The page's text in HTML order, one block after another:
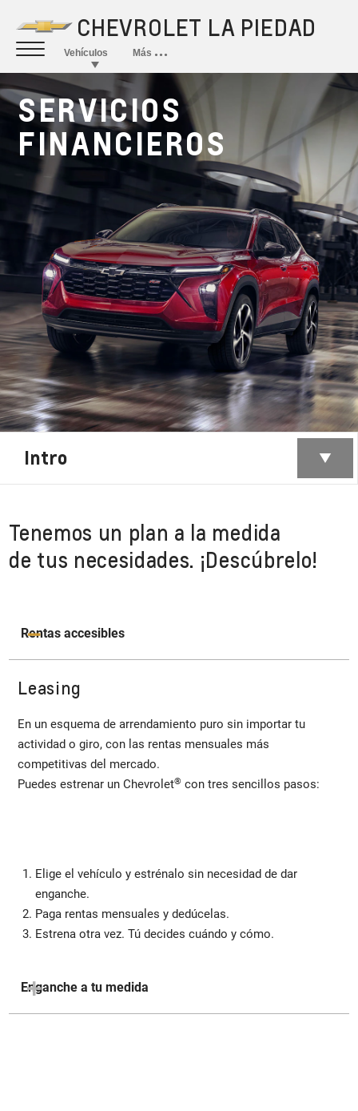
SERVICIOS
FINANCIEROS
Intro
Tenemos un plan a la medida
de tus necesidades. ¡Descúbrelo!
Rentas accesibles
Leasing
En un esquema de arrendamiento puro sin importar tu
actividad o giro, con las rentas mensuales más
competitivas del mercado.
Puedes estrenar un Chevrolet® con tres sencillos pasos:
Elige el vehículo y estrénalo sin necesidad de dar
enganche.
Paga rentas mensuales y dedúcelas.
Estrena otra vez. Tú decides cuándo y cómo.
Enganche a tu medida